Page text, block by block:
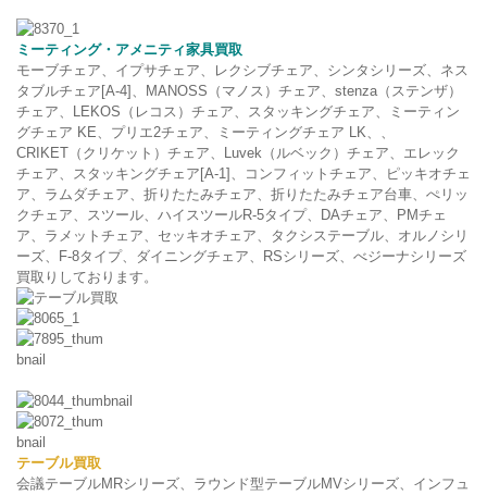
ミーティング・アメニティ家具買取
モーブチェア、イプサチェア、レクシブチェア、シンタシリーズ、ネス
タブルチェア[A-4]、MANOSS（マノス）チェア、stenza（ステンザ）
チェア、LEKOS（レコス）チェア、スタッキングチェア、ミーティン
グチェア KE、プリエ2チェア、ミーティングチェア LK、、
CRIKET（クリケット）チェア、Luvek（ルベック）チェア、エレック
チェア、スタッキングチェア[A-1]、コンフィットチェア、ピッキオチェ
ア、ラムダチェア、折りたたみチェア、折りたたみチェア台車、ぺリッ
クチェア、スツール、ハイスツールR-5タイプ、DAチェア、PMチェ
ア、ラメットチェア、セッキオチェア、タクシステーブル、オルノシリ
ーズ、F-8タイプ、ダイニングチェア、RSシリーズ、べジーナシリーズ
買取りしております。
テーブル買取
会議テーブルMRシリーズ、ラウンド型テーブルMVシリーズ、インフュ